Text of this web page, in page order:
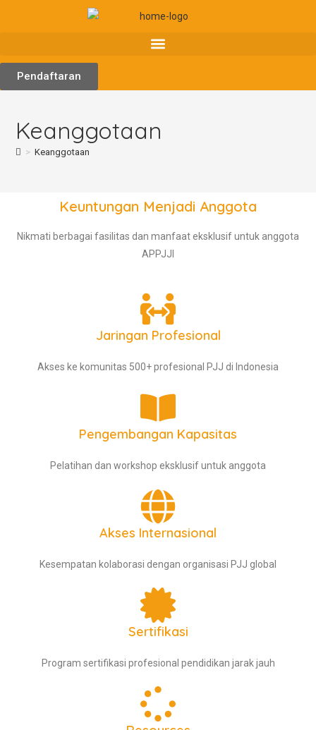
Pendaftaran
Keanggotaan
> Keanggotaan
Keuntungan Menjadi Anggota
Nikmati berbagai fasilitas dan manfaat eksklusif untuk anggota
APPJJI
Jaringan Profesional
Akses ke komunitas 500+ profesional PJJ di Indonesia
Pengembangan Kapasitas
Pelatihan dan workshop eksklusif untuk anggota
Akses Internasional
Kesempatan kolaborasi dengan organisasi PJJ global
Sertifikasi
Program sertifikasi profesional pendidikan jarak jauh